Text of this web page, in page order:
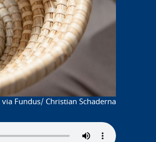
Fundus/ Christian Schaderna